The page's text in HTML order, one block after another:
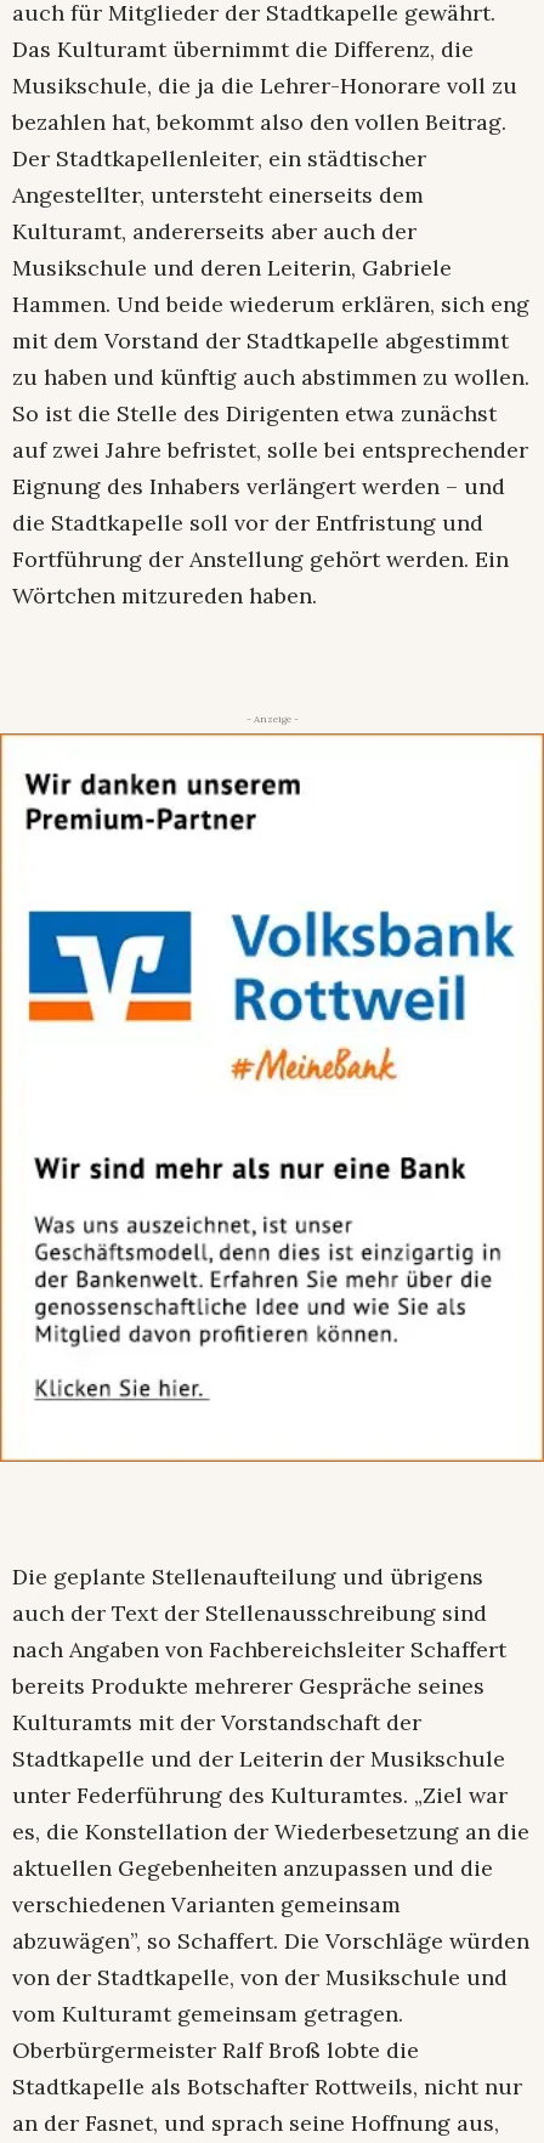
auch für Mitglieder der Stadtkapelle gewährt.
Das Kulturamt übernimmt die Differenz, die
Musikschule, die ja die Lehrer-Honorare voll zu
bezahlen hat, bekommt also den vollen Beitrag.
Der Stadtkapellenleiter, ein städtischer
Angestellter, untersteht einerseits dem
Kulturamt, andererseits aber auch der
Musikschule und deren Leiterin, Gabriele
Hammen. Und beide wiederum erklären, sich eng
mit dem Vorstand der Stadtkapelle abgestimmt
zu haben und künftig auch abstimmen zu wollen.
So ist die Stelle des Dirigenten etwa zunächst
auf zwei Jahre befristet, solle bei entsprechender
Eignung des Inhabers verlängert werden – und
die Stadtkapelle soll vor der Entfristung und
Fortführung der Anstellung gehört werden. Ein
Wörtchen mitzureden haben.
- Anzeige -
Die geplante Stellenaufteilung und übrigens
auch der Text der Stellenausschreibung sind
nach Angaben von Fachbereichsleiter Schaffert
bereits Produkte mehrerer Gespräche seines
Kulturamts mit der Vorstandschaft der
Stadtkapelle und der Leiterin der Musikschule
unter Federführung des Kulturamtes. „Ziel war
es, die Konstellation der Wiederbesetzung an die
aktuellen Gegebenheiten anzupassen und die
verschiedenen Varianten gemeinsam
abzuwägen”, so Schaffert. Die Vorschläge würden
von der Stadtkapelle, von der Musikschule und
vom Kulturamt gemeinsam getragen.
Oberbürgermeister Ralf Broß lobte die
Stadtkapelle als Botschafter Rottweils, nicht nur
an der Fasnet, und sprach seine Hoffnung aus,